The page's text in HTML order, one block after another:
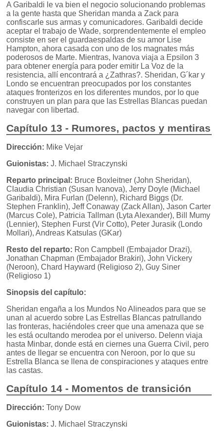
A Garibaldi le va bien el negocio solucionando problemas
a la gente hasta que Sheridan manda a Zack para
confiscarle sus armas y comunicadores. Garibaldi decide
aceptar el trabajo de Wade, sorprendentemente el empleo
consiste en ser el guardaespaldas de su amor Lise
Hampton, ahora casada con uno de los magnates más
poderosos de Marte. Mientras, Ivanova viaja a Epsilon 3
para obtener energía para poder emitir La Voz de la
resistencia, allí encontrará a ¿Zathras?. Sheridan, G´kar y
Londo se encuentran preocupados por los constantes
ataques fronterizos en los diferentes mundos, por lo que
construyen un plan para que las Estrellas Blancas puedan
navegar con libertad.
Capítulo 13 - Rumores, pactos y mentiras
Dirección: Mike Vejar
Guionistas: J. Michael Straczynski
Reparto principal: Bruce Boxleitner (John Sheridan),
Claudia Christian (Susan Ivanova), Jerry Doyle (Michael
Garibaldi), Mira Furlan (Delenn), Richard Biggs (Dr.
Stephen Franklin), Jeff Conaway (Zack Allan), Jason Carter
(Marcus Cole), Patricia Tallman (Lyta Alexander), Bill Mumy
(Lennier), Stephen Furst (Vir Cotto), Peter Jurasik (Londo
Mollari), Andreas Katsulas (GKar)
Resto del reparto: Ron Campbell (Embajador Drazi),
Jonathan Chapman (Embajador Brakiri), John Vickery
(Neroon), Chard Hayward (Religioso 2), Guy Siner
(Religioso 1)
Sinopsis del capítulo:
Sheridan engaña a los Mundos No Alineados para que se
unan al acuerdo sobre Las Estrellas Blancas patrullando
las fronteras, haciéndoles creer que una amenaza que se
les está ocultando merodea por el universo. Delenn viaja
hasta Minbar, donde está en ciernes una Guerra Civil, pero
antes de llegar se encuentra con Neroon, por lo que su
Estrella Blanca se llena de conspiraciones y ataques entre
las castas.
Capítulo 14 - Momentos de transición
Dirección: Tony Dow
Guionistas: J. Michael Straczynski